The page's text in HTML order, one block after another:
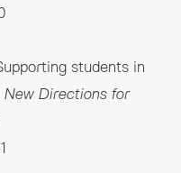
students in
New Directions for